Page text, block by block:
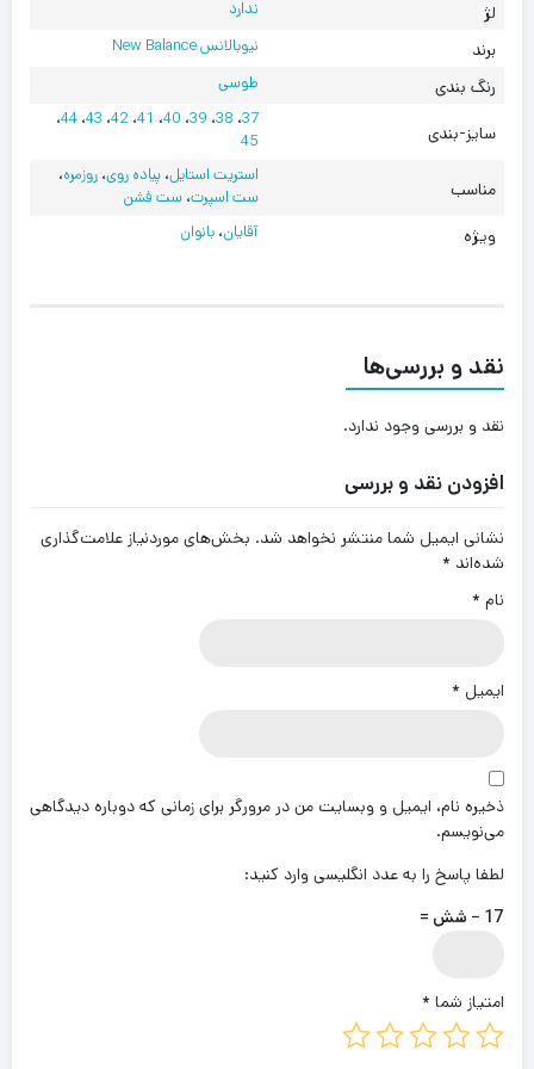
لژ ندارد
برند نیوبالانس New Balance
رنگ بندی طوسی
سایز-بندی
37، 38، 39، 40، 41،42، 43،44،
45
مناسب
استریت استایل،پیاده روی،روزمره،
ست اسپرت،ست فشن
ویژه آقایان،بانوان
نقد و بررسی‌ها
نقد و بررسی وجود ندارد.
افزودن نقد و بررسی
نشانی ایمیل شما منتشر نخواهد شد. بخش‌های موردنیاز علامت‌گذاری
شده‌اند *
نام *
ایمیل *
ذخیره نام، ایمیل و وبسایت من در مرورگر برای زمانی که دوباره دیدگاهی
می‌نویسم.
لطفا پاسخ را به عدد انگلیسی وارد کنید:
17 − شش =
امتیاز شما *